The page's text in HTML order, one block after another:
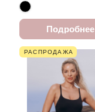
Подробнее
РАСПРОДАЖА